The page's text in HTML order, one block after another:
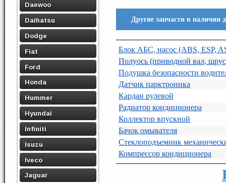
Daewoo
Daihatsu
Dodge
Fiat
Ford
Honda
Hummer
Hyundai
Infiniti
Isuzu
Iveco
Jaguar
Другие запчасти в наличии
Блок АБС, насос (ABS, ESP,
Полуось (приводной вал,
Подушка безопасности
Датчик парктроника
Кардан рулевой
Радиатор кондиционера
Коллектор впускной
Бачок омывателя
Стеклоподъемник
Компрессор кондиционера